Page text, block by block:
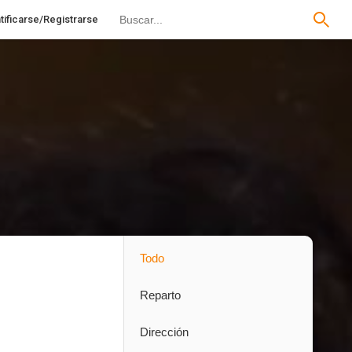
Registrarse
Todo
Reparto
Dirección